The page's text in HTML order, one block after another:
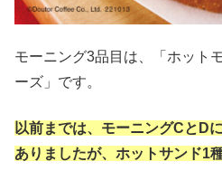
モーニング3品目は、「ホット
ーズ」です。
以前までは、モーニングCとD
ありましたが、ホットサンド1